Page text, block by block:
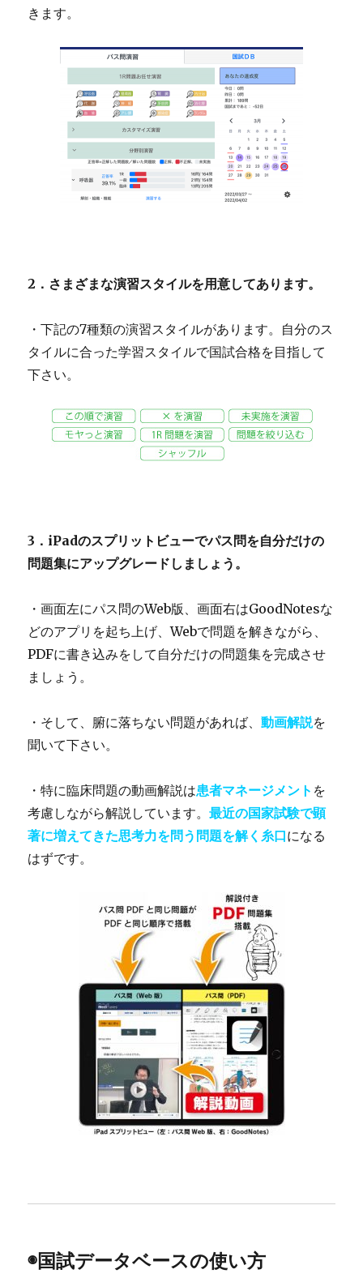
きます。
2．さまざまな演習スタイルを用意してあります。
・下記の7種類の演習スタイルがあります。自分のス
タイルに合った学習スタイルで国試合格を目指して
下さい。
3．iPadのスプリットビューでパス問を自分だけの
問題集にアップグレードしましょう。
・画面左にパス問のWeb版、画面右はGoodNotesな
どのアプリを起ち上げ、Webで問題を解きながら、
PDFに書き込みをして自分だけの問題集を完成させ
ましょう。
・そして、腑に落ちない問題があれば、動画解説を
聞いて下さい。
・特に臨床問題の動画解説は患者マネージメント を
考慮しながら解説しています。最近の国家試験で顕
著に増えてきた思考力を問う問題を解く糸口になる
はずです。
◉国試データベースの使い方